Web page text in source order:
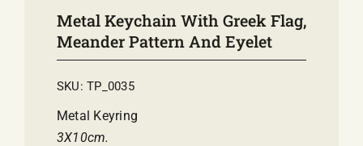
Metal Keychain With Greek Flag,
Meander Pattern And Eyelet
SKU:TP_0035
Metal Keyring
3Χ10cm.